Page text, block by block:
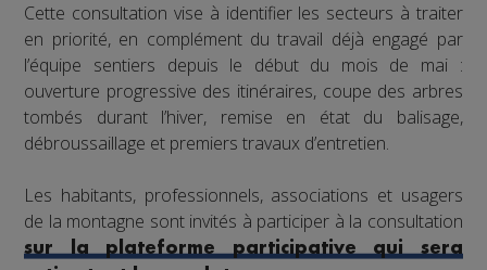
Cette consultation vise à identifier les secteurs à traiter
en priorité, en complément du travail déjà engagé par
l’équipe sentiers depuis le début du mois de mai :
ouverture progressive des itinéraires, coupe des arbres
tombés durant l’hiver, remise en état du balisage,
débroussaillage et premiers travaux d’entretien.
Les habitants, professionnels, associations et usagers
de la montagne sont invités à participer à la consultation
sur la plateforme participative qui sera